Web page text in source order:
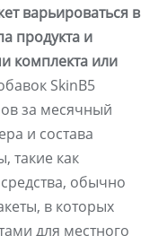
варьироваться в
продукта и
комплекта или
SkinB5
за месячный
и состава
такие как
обычно
в которых
для местного